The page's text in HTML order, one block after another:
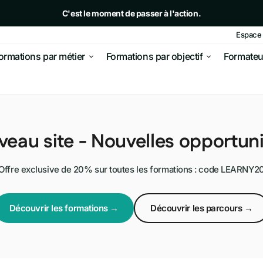
C'est le moment de passer à l'action.
en ligne
e-commerce
acquisition
votre site
E-commerce
Dropshipping
Marketplace
Génération de leads
par métier Formations par objectif
site - Nouvelles
exclusive de 20% sur toutes les formations : code
Découvrir les formations → Découvrir les parcours →